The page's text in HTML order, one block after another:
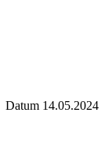
Datum 14.05.2024